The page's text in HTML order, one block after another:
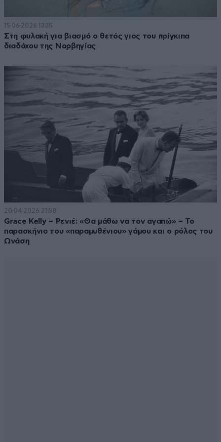
15·06·2026 13:35
Στη φυλακή για βιασμό ο θετός γιος του πρίγκιπα
διαδόχου της Νορβηγίας
20·04·2026 21:58
Grace Kelly – Ρενιέ: «Θα μάθω να τον αγαπώ» – Το
παρασκήνιο του «παραμυθένιου» γάμου και ο ρόλος του
Ωνάση